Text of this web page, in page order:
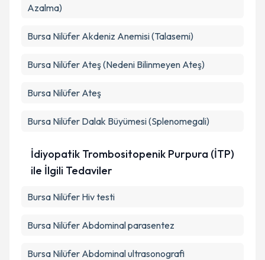
Azalma)
Bursa Nilüfer Akdeniz Anemisi (Talasemi)
Bursa Nilüfer Ateş (Nedeni Bilinmeyen Ateş)
Bursa Nilüfer Ateş
Bursa Nilüfer Dalak Büyümesi (Splenomegali)
İdiyopatik Trombositopenik Purpura (İTP)
ile İlgili Tedaviler
Bursa Nilüfer Hiv testi
Bursa Nilüfer Abdominal parasentez
Bursa Nilüfer Abdominal ultrasonografi